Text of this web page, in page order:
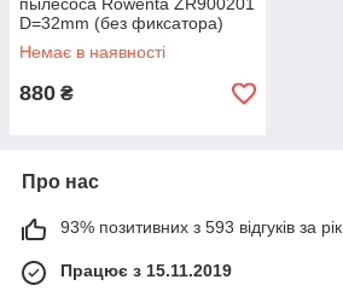
D=32mm (без фиксатора)
Немає в наявності
880 ₴
Про нас
93% позитивних з 593 відгуків за рік
Працює з 15.11.2019